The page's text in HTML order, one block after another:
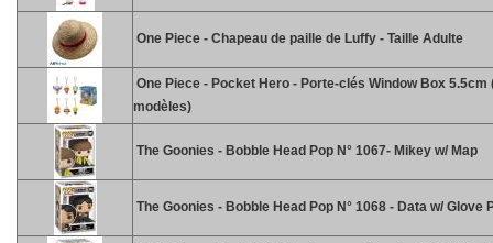
One Piece - Chapeau de paille de Luffy - Taille Adulte
One Piece - Pocket Hero - Porte-clés Window Box
modèles)
The Goonies - Bobble Head Pop N° 1067- Mikey w/ Map
The Goonies - Bobble Head Pop N° 1068 - Data w/ Glove